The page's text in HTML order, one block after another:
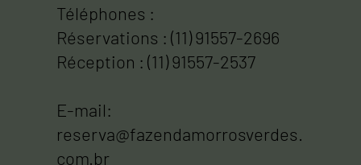
uso indevido ou perda dos dados pessoais a que
não tem acesso ou controle. Ficamos também
isentos de responsabilidade diante do uso ilegal
e não autorizado dessa informação como
suas credenciais de acesso, conduta negligente
ou maliciosa como consequência de atos ou
omissões da sua parte ou de alguém autorizado
Téléphones :
Réservations : (11) 91557-2696
Réception : (11) 91557-2537
E-mail:
reserva@fazendamorrosverdes.
com.br